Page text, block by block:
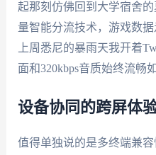
起那刻仿佛回到大学宿舍
量智能分流技术，游戏数
上周悉尼的暴雨天我开着
面和320kbps音质始终流畅如
设备协同的跨屏体
值得单独说的是多终端兼